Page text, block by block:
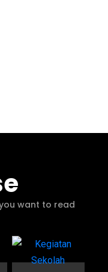
want to read